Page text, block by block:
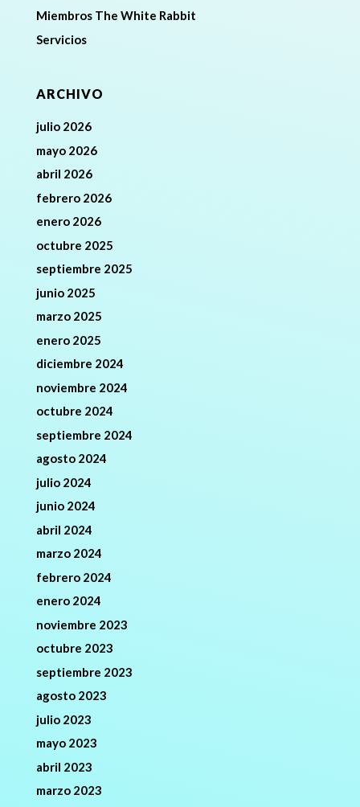
Miembros The White Rabbit
Servicios
ARCHIVO
julio 2026
mayo 2026
abril 2026
febrero 2026
enero 2026
octubre 2025
septiembre 2025
junio 2025
marzo 2025
enero 2025
diciembre 2024
noviembre 2024
octubre 2024
septiembre 2024
agosto 2024
julio 2024
junio 2024
abril 2024
marzo 2024
febrero 2024
enero 2024
noviembre 2023
octubre 2023
septiembre 2023
agosto 2023
julio 2023
mayo 2023
abril 2023
marzo 2023